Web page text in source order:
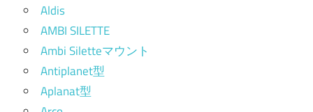
Aldis
AMBI SILETTE
Ambi Siletteマウント
Antiplanet型
Aplanat型